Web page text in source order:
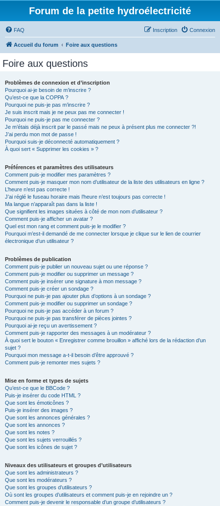
Forum de la petite hydroélectricité
FAQ Connexion
Inscription
Accueil du forum Foire aux questions
Foire aux questions
Problèmes de connexion et d’inscription
Pourquoi ai-je besoin de m’inscrire ?
Qu’est-ce que la COPPA ?
Pourquoi ne puis-je pas m’inscrire ?
Je suis inscrit mais je ne peux pas me connecter !
Pourquoi ne puis-je pas me connecter ?
Je m’étais déjà inscrit par le passé mais ne peux à présent plus me connecter ?!
J’ai perdu mon mot de passe !
Pourquoi suis-je déconnecté automatiquement ?
À quoi sert « Supprimer les cookies » ?
Préférences et paramètres des utilisateurs
Comment puis-je modifier mes paramètres ?
Comment puis-je masquer mon nom d’utilisateur de la liste des utilisateurs en ligne ?
L’heure n’est pas correcte !
J’ai réglé le fuseau horaire mais l’heure n’est toujours pas correcte !
Ma langue n’apparaît pas dans la liste !
Que signifient les images situées à côté de mon nom d’utilisateur ?
Comment puis-je afficher un avatar ?
Quel est mon rang et comment puis-je le modifier ?
Pourquoi m’est-il demandé de me connecter lorsque je clique sur le lien de courrier
électronique d’un utilisateur ?
Problèmes de publication
Comment puis-je publier un nouveau sujet ou une réponse ?
Comment puis-je modifier ou supprimer un message ?
Comment puis-je insérer une signature à mon message ?
Comment puis-je créer un sondage ?
Pourquoi ne puis-je pas ajouter plus d’options à un sondage ?
Comment puis-je modifier ou supprimer un sondage ?
Pourquoi ne puis-je pas accéder à un forum ?
Pourquoi ne puis-je pas transférer de pièces jointes ?
Pourquoi ai-je reçu un avertissement ?
Comment puis-je rapporter des messages à un modérateur ?
À quoi sert le bouton « Enregistrer comme brouillon » affiché lors de la rédaction d’un
sujet ?
Pourquoi mon message a-t-il besoin d’être approuvé ?
Comment puis-je remonter mes sujets ?
Mise en forme et types de sujets
Qu’est-ce que le BBCode ?
Puis-je insérer du code HTML ?
Que sont les émoticônes ?
Puis-je insérer des images ?
Que sont les annonces générales ?
Que sont les annonces ?
Que sont les notes ?
Que sont les sujets verrouillés ?
Que sont les icônes de sujet ?
Niveaux des utilisateurs et groupes d’utilisateurs
Que sont les administrateurs ?
Que sont les modérateurs ?
Que sont les groupes d’utilisateurs ?
Où sont les groupes d’utilisateurs et comment puis-je en rejoindre un ?
Comment puis-je devenir le responsable d’un groupe d’utilisateurs ?